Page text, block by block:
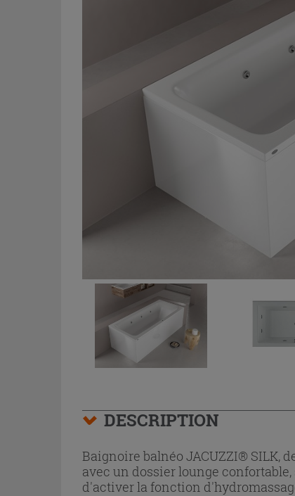
DESCRIPTION
Baignoire balnéo JACUZZI® SILK,
avec un dossier lounge
d'activer la fonction